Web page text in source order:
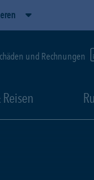
und Rechnungen
Reisen